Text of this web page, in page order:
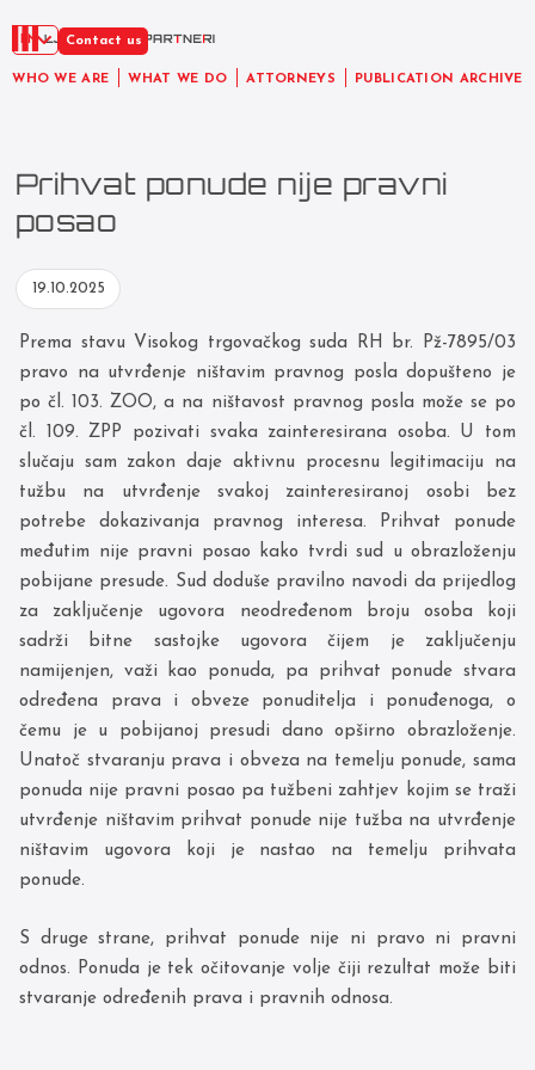
WHO WE ARE WHAT WE DO ATTORNEYS PUBLICATION ARCHIVE
EN Contact us
Prihvat ponude nije pravni
posao
19.10.2025
Prema stavu Visokog trgovačkog suda RH br. Pž-7895/03
pravo na utvrđenje ništavim pravnog posla dopušteno je
po čl. 103. ZOO, a na ništavost pravnog posla može se po
čl. 109. ZPP pozivati svaka zainteresirana osoba. U tom
slučaju sam zakon daje aktivnu procesnu legitimaciju na
tužbu na utvrđenje svakoj zainteresiranoj osobi bez
potrebe dokazivanja pravnog interesa. Prihvat ponude
međutim nije pravni posao kako tvrdi sud u obrazloženju
pobijane presude. Sud doduše pravilno navodi da prijedlog
za zaključenje ugovora neodređenom broju osoba koji
sadrži bitne sastojke ugovora čijem je zaključenju
namijenjen, važi kao ponuda, pa prihvat ponude stvara
određena prava i obveze ponuditelja i ponuđenoga, o
čemu je u pobijanoj presudi dano opširno obrazloženje.
Unatoč stvaranju prava i obveza na temelju ponude, sama
ponuda nije pravni posao pa tužbeni zahtjev kojim se traži
utvrđenje ništavim prihvat ponude nije tužba na utvrđenje
ništavim ugovora koji je nastao na temelju prihvata
ponude.
S druge strane, prihvat ponude nije ni pravo ni pravni
odnos. Ponuda je tek očitovanje volje čiji rezultat može biti
stvaranje određenih prava i pravnih odnosa.